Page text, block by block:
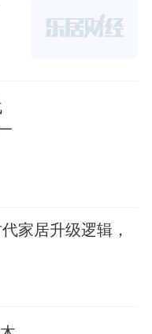
家居升级逻辑，